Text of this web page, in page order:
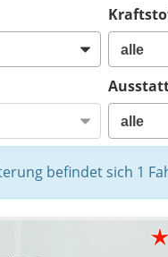
befindet sich 1